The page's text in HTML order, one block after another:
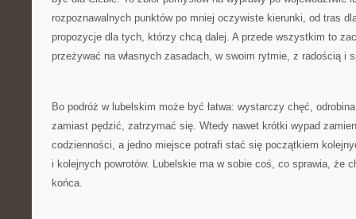
rozpoznawalnych punktów po mniej oczywiste kierunki, od tras
propozycje dla tych, którzy chcą dalej. A przede wszystkim to
przeżywać na własnych zasadach, w swoim rytmie, z radością i
Bo podróż w lubelskim może być łatwa: wystarczy chęć,
zamiast pędzić, zatrzymać się. Wtedy nawet krótki wypad
codzienności, a jedno miejsce potrafi stać się początkiem
i kolejnych powrotów. Lubelskie ma w sobie coś, co sprawia, że
końca.